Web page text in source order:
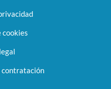
cookies
contratación